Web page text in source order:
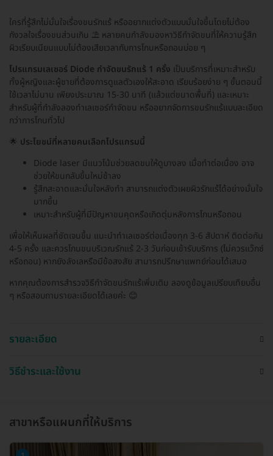
ใครที่รู้สึกไม่มั่นใจเรื่องขนรักแร้ หรืออยากแต่งตัวแบบมั่นใจขึ้นโดยไม่ต้อง
กังวลใจเรื่องขนส่วนเกิน ⛱️ หลายคนกำลังมองหาวิธีกำจัดขนที่ให้ความรู้สึก
ผิวเรียบเนียนแบบไม่ต้องเสียเวลากับการโกนหรือถอนบ่อย ๆ
โปรแกรมเลเซอร์ Diode กำจัดขนรักแร้ 1 ครั้ง เป็นบริการที่เหมาะสำหรับ
ทั้งผู้หญิงและผู้ชายที่ต้องการดูแลตัวเองให้สะอาด เรียบร้อยง่าย ๆ ขั้นตอนนี้
ใช้เวลาไม่นาน เพียงประมาณ 15-30 นาที (แล้วแต่ขนาดพื้นที่) และเหมาะ
สำหรับผู้ที่กำลังลองทำเลเซอร์กำจัดขน หรืออยากจัดการขนรักแร้แบบละเอียด
กว่าการโกนทั่วไป
🌟 ประโยชน์ที่หลายคนเลือกโปรแกรมนี้
Diode laser มีแนวโน้มช่วยลดขนให้ดูบางลง เมื่อทำต่อเนื่อง อาจ
ช่วยให้ขนกลับขึ้นใหม่ช้าลง
รู้สึกสะอาดและมั่นใจหลังทำ สามารถแต่งตัวเผยผิวรักแร้ได้อย่างมั่นใจ
มากขึ้น
เหมาะสำหรับผู้ที่มีปัญหาขนคุดหรือเกิดตุ่มหลังการโกนหรือถอน
เพื่อให้เห็นผลที่ชัดเจนขึ้น แนะนำทำเลเซอร์ต่อเนื่องทุก 3-6 สัปดาห์ ติดต่อกัน
4-5 ครั้ง และควรโกนขนบริเวณรักแร้ 2-3 วันก่อนเข้ารับบริการ (ไม่ควรแว๊กซ์
หรือถอน) หากยังลังเลหรือมีข้อสงสัย สามารถปรึกษาแพทย์ก่อนได้เสมอ
หากคุณต้องการสำรวจวิธีกำจัดขนรักแร้เพิ่มเติม ลองดูข้อมูลเปรียบเทียบอื่น
ๆ หรือสอบถามรายละเอียดได้เลยค่ะ 😊
รายละเอียด
วิธีชำระและใช้งาน
สาขาหรือแผนกที่ให้บริการ